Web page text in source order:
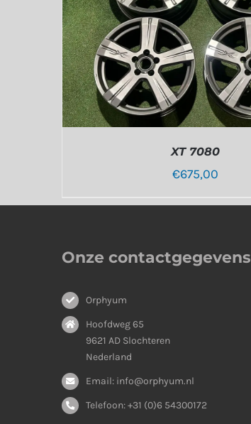
XT 7080
€675,00
Onze contactgegevens
Orphyum
Hoofdweg 65
9621 AD Slochteren
Nederland
Email: info@orphyum.nl
Telefoon: +31 (0)6 54300172